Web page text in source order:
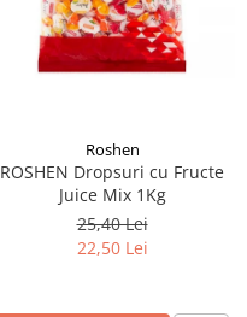
Roshen
ROSHEN Dropsuri cu Fructe
Juice Mix 1Kg
25,40 Lei
22,50 Lei